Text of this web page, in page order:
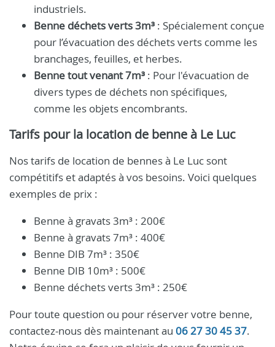
industriels.
Benne déchets verts 3m³ : Spécialement conçue
pour l’évacuation des déchets verts comme les
branchages, feuilles, et herbes.
Benne tout venant 7m³ : Pour l'évacuation de
divers types de déchets non spécifiques,
comme les objets encombrants.
Tarifs pour la location de benne à Le Luc
Nos tarifs de location de bennes à Le Luc sont
compétitifs et adaptés à vos besoins. Voici quelques
exemples de prix :
Benne à gravats 3m³ : 200€
Benne à gravats 7m³ : 400€
Benne DIB 7m³ : 350€
Benne DIB 10m³ : 500€
Benne déchets verts 3m³ : 250€
Pour toute question ou pour réserver votre benne,
contactez-nous dès maintenant au 06 27 30 45 37.